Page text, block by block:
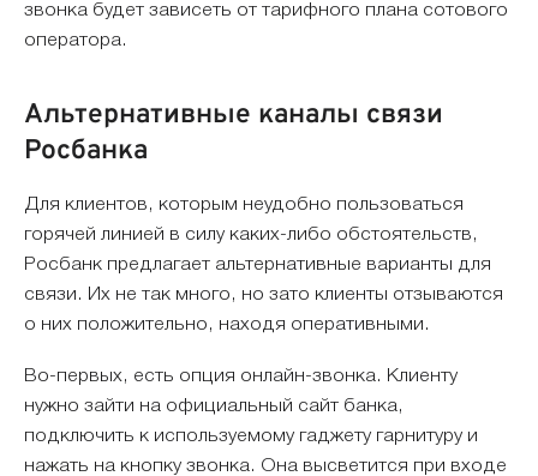
звонка будет зависеть от тарифного плана сотового
оператора.
Альтернативные каналы связи
Росбанка
Для клиентов, которым неудобно пользоваться
горячей линией в силу каких-либо обстоятельств,
Росбанк предлагает альтернативные варианты для
связи. Их не так много, но зато клиенты отзываются
о них положительно, находя оперативными.
Во-первых, есть опция онлайн-звонка. Клиенту
нужно зайти на официальный сайт банка,
подключить к используемому гаджету гарнитуру и
нажать на кнопку звонка. Она высветится при входе